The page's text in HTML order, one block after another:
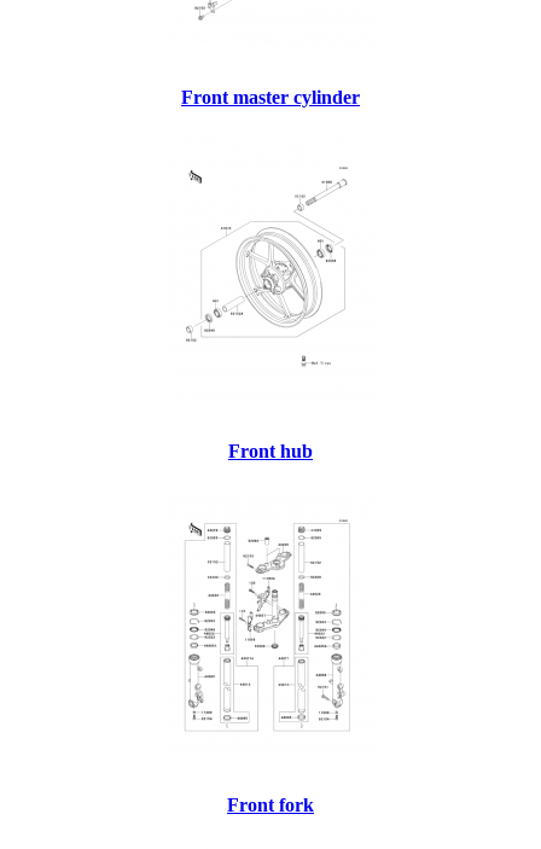
Front master cylinder
Front hub
Front fork